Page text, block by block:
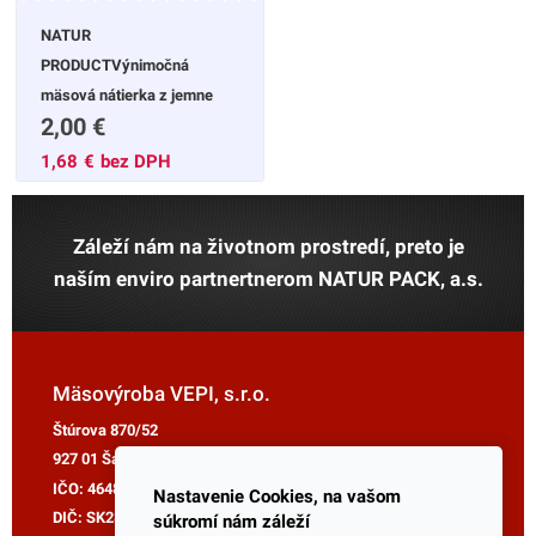
NATUR
PRODUCTVýnimočná
mäsová nátierka z jemne
pečeňovou chuťou,
vyrábaná len so
alergénovbez
lepkuPodávajte s čerstvým
2,00 €
1,68 € bez DPH
Záleží nám na životnom prostredí, preto je
naším enviro partnertnerom NATUR PACK, a.s.
Mäsovýroba VEPI, s.r.o.
Štúrova 870/52
927 01 Šaľa
IČO: 46484191
DIČ: SK2820005243
Nastavenie Cookies, na vašom
súkromí nám záleží